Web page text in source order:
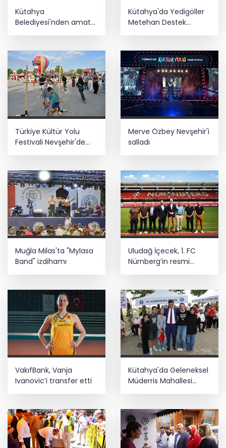
Kütahya
Belediyesi'nden amatör
spor kulüplerine tam
Kütahya'da Yedigöller
Metehan Destek
Konserleri start aldı
Türkiye Kültür Yolu
Festivali Nevşehir'de
Merve Özbey Nevşehir'i
salladı
Muğla Milas'ta "Mylasa
Band" izdihamı
Uludağ İçecek, 1. FC
Nürnberg’in resmi
VakıfBank, Vanja
Ivanovic’i transfer etti
Kütahya'da Geleneksel
Müderris Mahallesi
Şenliği coşkusu